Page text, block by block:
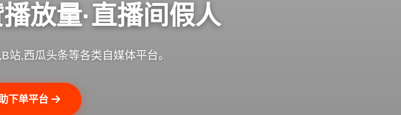
放量·直播间假人
站,西瓜头条等各类自媒体平台。
下单平台